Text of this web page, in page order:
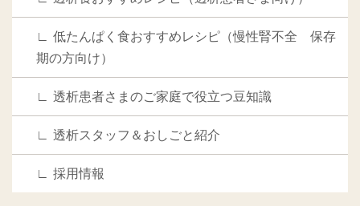
低たんぱく食おすすめレシピ（慢性腎不全 保存
期の方向け）
透析患者さまのご家庭で役立つ豆知識
透析スタッフ＆おしごと紹介
採用情報